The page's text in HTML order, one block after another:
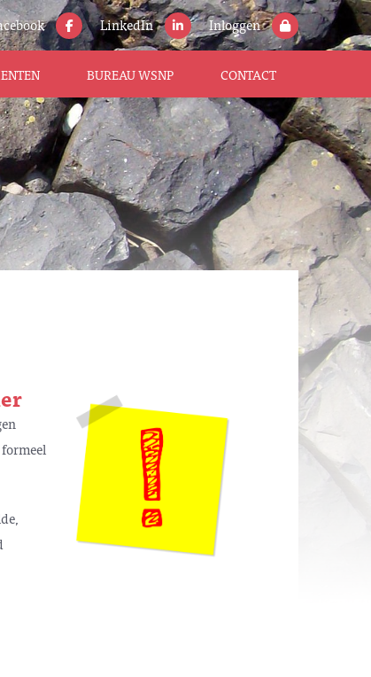
LinkedIn Inloggen
BUREAU WSNP CONTACT